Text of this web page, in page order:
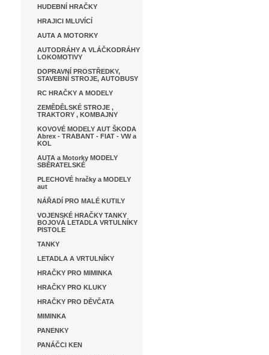
HUDEBNÍ HRAČKY
HRAJICI MLUVÍCÍ
AUTA A MOTORKY
AUTODRÁHY A VLÁČKODRÁHY
LOKOMOTIVY
DOPRAVNÍ PROSTŘEDKY,
STAVEBNÍ STROJE, AUTOBUSY
RC HRAČKY A MODELY
ZEMĚDĚLSKÉ STROJE ,
TRAKTORY , KOMBAJNY
KOVOVÉ MODELY AUT ŠKODA
Abrex - TRABANT - FIAT - VW a
KOL
AUTA a Motorky MODELY
SBĚRATELSKÉ
PLECHOVÉ hračky a MODELY
aut
NÁŘADÍ PRO MALÉ KUTILY
VOJENSKÉ HRAČKY TANKY
BOJOVÁ LETADLA VRTULNÍKY
PISTOLE
TANKY
LETADLA A VRTULNÍKY
HRAČKY PRO MIMINKA
HRAČKY PRO KLUKY
HRAČKY PRO DĚVČATA
MIMINKA
PANENKY
PANÁČCI KEN